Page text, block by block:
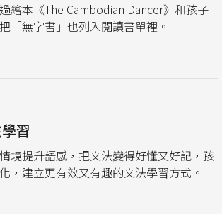
繪本《The Cambodian Dancer》和孩子
「無字書」也列入閱讀書單裡。
習
境提升語感，把文法變得好懂又好記，孩
，建立更有效又有趣的文法學習方式。